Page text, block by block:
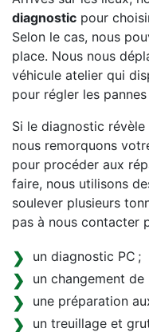
diagnostic pour
Selon le cas, nous
place. Nous nous
véhicule atelier qui
pour régler les
Si le diagnostic
nous remorquons
pour procéder aux
faire, nous utilisons
soulever plusieurs
pas à nous contacter
un diagnostic PC ;
un changement de
une préparation
un treuillage et